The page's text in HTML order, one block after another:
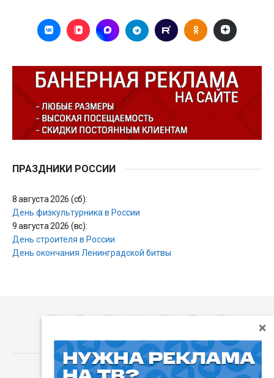
ПРАЗДНИКИ РОССИИ
8 августа 2026 (сб):
День физкультурника в России
9 августа 2026 (вс):
День строителя в России
День окончания Ленинградской битвы